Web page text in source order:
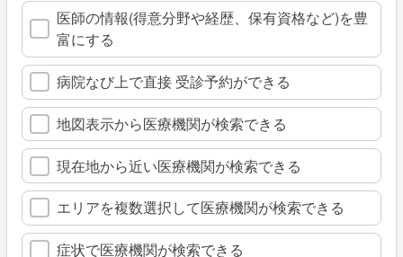
医師の情報(得意分野や経歴、保有資格など)を豊
富にする
病院なび上で直接 受診予約ができる
地図表示から医療機関が検索できる
現在地から近い医療機関が検索できる
エリアを複数選択して医療機関が検索できる
症状で医療機関が検索できる